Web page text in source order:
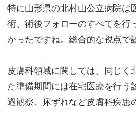
特に山形県の北村山公立病院は
術、術後フォローのすべてを行
かったですね。総合的な視点で
皮膚科領域に関しては、同じく
た準備期間には在宅医療を行う
過観察、床ずれなど皮膚科疾患